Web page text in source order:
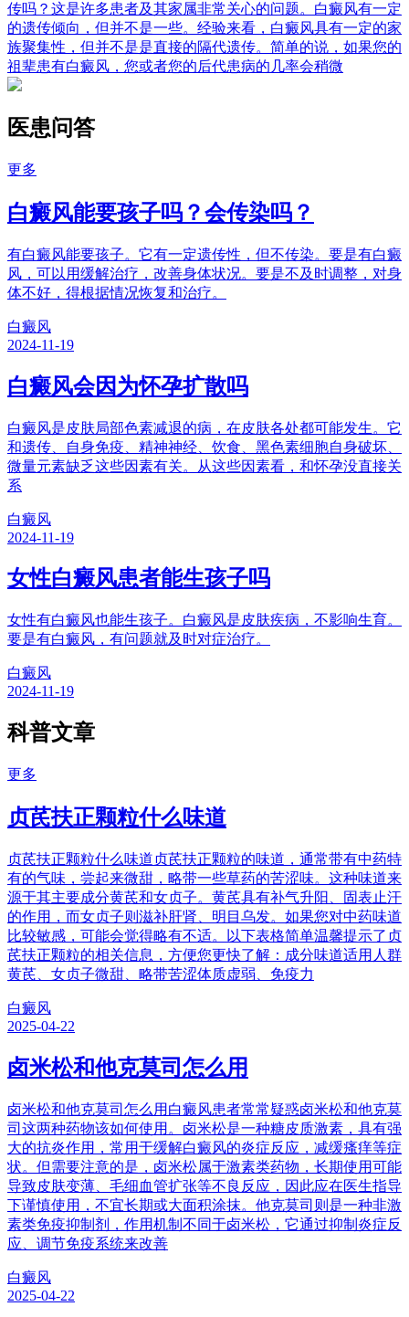
传吗？这是许多患者及其家属非常关心的问题。白癜风有一定
的遗传倾向，但并不是一些。经验来看，白癜风具有一定的家
族聚集性，但并不是是直接的隔代遗传。简单的说，如果您的
祖辈患有白癜风，您或者您的后代患病的几率会稍微
医患问答
更多
白癜风能要孩子吗？会传染吗？
有白癜风能要孩子。它有一定遗传性，但不传染。要是有白癜
风，可以用缓解治疗，改善身体状况。要是不及时调整，对身
体不好，得根据情况恢复和治疗。
白癜风
2024-11-19
白癜风会因为怀孕扩散吗
白癜风是皮肤局部色素减退的病，在皮肤各处都可能发生。它
和遗传、自身免疫、精神神经、饮食、黑色素细胞自身破坏、
微量元素缺乏这些因素有关。从这些因素看，和怀孕没直接关
系
白癜风
2024-11-19
女性白癜风患者能生孩子吗
女性有白癜风也能生孩子。白癜风是皮肤疾病，不影响生育。
要是有白癜风，有问题就及时对症治疗。
白癜风
2024-11-19
科普文章
更多
贞芪扶正颗粒什么味道
贞芪扶正颗粒什么味道贞芪扶正颗粒的味道，通常带有中药特
有的气味，尝起来微甜，略带一些草药的苦涩味。这种味道来
源于其主要成分黄芪和女贞子。黄芪具有补气升阳、固表止汗
的作用，而女贞子则滋补肝肾、明目乌发。如果您对中药味道
比较敏感，可能会觉得略有不适。以下表格简单温馨提示了贞
芪扶正颗粒的相关信息，方便您更快了解：成分味道适用人群
黄芪、女贞子微甜、略带苦涩体质虚弱、免疫力
白癜风
2025-04-22
卤米松和他克莫司怎么用
卤米松和他克莫司怎么用白癜风患者常常疑惑卤米松和他克莫
司这两种药物该如何使用。卤米松是一种糖皮质激素，具有强
大的抗炎作用，常用于缓解白癜风的炎症反应，减缓瘙痒等症
状。但需要注意的是，卤米松属于激素类药物，长期使用可能
导致皮肤变薄、毛细血管扩张等不良反应，因此应在医生指导
下谨慎使用，不宜长期或大面积涂抹。他克莫司则是一种非激
素类免疫抑制剂，作用机制不同于卤米松，它通过抑制炎症反
应、调节免疫系统来改善
白癜风
2025-04-22